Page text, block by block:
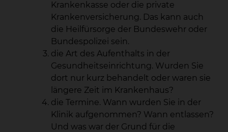
Krankenkasse oder die private
Krankenversicherung. Das kann auch
die Heilfürsorge der Bundeswehr oder
Bundespolizei sein.
die Art des Aufenthalts in der
Gesundheitseinrichtung. Wurden Sie
dort nur kurz behandelt oder waren sie
längere Zeit im Krankenhaus?
die Termine. Wann wurden Sie in der
Klinik aufgenommen? Wann entlassen?
Und was war der Grund für die